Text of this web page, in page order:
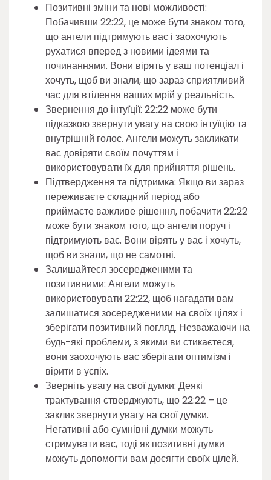
Позитивні зміни та нові можливості:
Побачивши 22:22, це може бути знаком того,
що ангели підтримують вас і заохочують
рухатися вперед з новими ідеями та
починаннями. Вони вірять у ваш потенціал і
хочуть, щоб ви знали, що зараз сприятливий
час для втілення ваших мрій у реальність.
Звернення до інтуїції: 22:22 може бути
підказкою звернути увагу на свою інтуїцію та
внутрішній голос. Ангели можуть закликати
вас довіряти своїм почуттям і
використовувати їх для прийняття рішень.
Підтвердження та підтримка: Якщо ви зараз
переживаєте складний період або
приймаєте важливе рішення, побачити 22:22
може бути знаком того, що ангели поруч і
підтримують вас. Вони вірять у вас і хочуть,
щоб ви знали, що не самотні.
Залишайтеся зосередженими та
позитивними: Ангели можуть
використовувати 22:22, щоб нагадати вам
залишатися зосередженими на своїх цілях і
зберігати позитивний погляд. Незважаючи на
будь-які проблеми, з якими ви стикаєтеся,
вони заохочують вас зберігати оптимізм і
вірити в успіх.
Зверніть увагу на свої думки: Деякі
трактування стверджують, що 22:22 – це
заклик звернути увагу на свої думки.
Негативні або сумнівні думки можуть
стримувати вас, тоді як позитивні думки
можуть допомогти вам досягти своїх цілей.